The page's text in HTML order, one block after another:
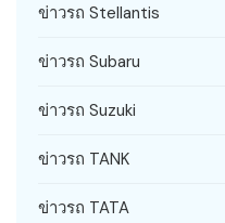
ข่าวรถ Stellantis
ข่าวรถ Subaru
ข่าวรถ Suzuki
ข่าวรถ TANK
ข่าวรถ TATA